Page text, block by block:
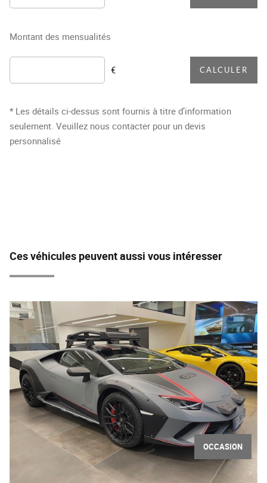
Montant des mensualités
€ CALCULER
* Les détails ci-dessus sont fournis à titre d’information
seulement. Veuillez nous contacter pour un devis
personnalisé
Ces véhicules peuvent aussi vous intéresser
OCCASION